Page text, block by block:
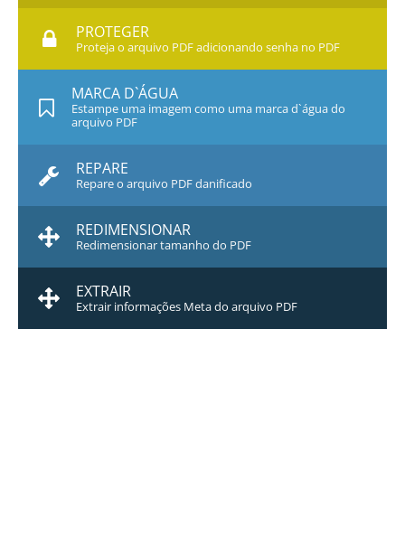
PROTEGER
Proteja o arquivo PDF adicionando senha no PDF
MARCA D`ÁGUA
Estampe uma imagem como uma marca d`água do
arquivo PDF
REPARE
Repare o arquivo PDF danificado
REDIMENSIONAR
Redimensionar tamanho do PDF
EXTRAIR
Extrair informações Meta do arquivo PDF